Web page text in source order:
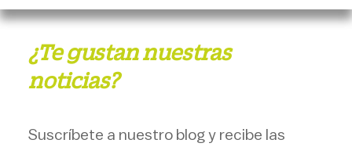
¿Te gustan nuestras
noticias?
Suscríbete a nuestro blog y recibe las